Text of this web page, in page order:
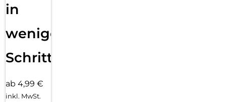
in
wenigen
Schritten
ab 4,99 €
inkl. MwSt.